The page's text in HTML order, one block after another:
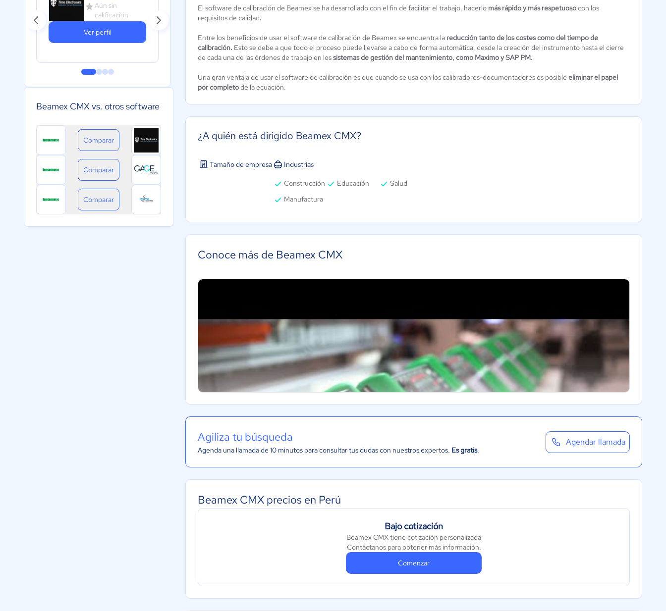
Aún sin
calificación
Ver perfil
Aún sin
calificación
Aún sin
Aún sin
Beamex CMX vs. otros software
Comparar
Comparar
Comparar
El software de calibración de Beamex se ha desarrollado con el fin de facilitar el trabajo, hacerlo más rápido y más respetuosocon los
requisitos de calidad.
Entre los beneficios de usar el software de calibración de Beamex se encuentra la reducción tanto de los costes como del tiempo de
calibración. Esto se debe a que todo el proceso puede llevarse a cabo de forma automática, desde la creación del instrumento hasta el cierre
de cada una de las órdenes de trabajo en lossistemas de gestión del mantenimiento, como Maximo y SAP PM.
Una gran ventaja de usar el software de calibración es que cuando se usa con los calibradores-documentadores es posible eliminar el papel
por completode la ecuación.
¿A quién está dirigido Beamex CMX?
Tamaño de empresa Industrias
Construcción Educación
Salud
Manufactura
Conoce más de Beamex CMX
Agiliza tu búsqueda
Agenda una llamada de 10 minutos para consultar tus dudas con nuestros expertos. Es gratis.
Agendar llamada
Beamex CMX precios en Perú
Bajo cotización
Beamex CMX tiene cotización personalizada
Contáctanos para obtener más información.
Comenzar